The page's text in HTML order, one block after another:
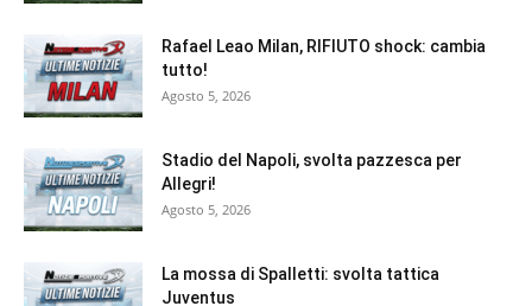
Rafael Leao Milan, RIFIUTO shock: cambia
tutto!
Agosto 5, 2026
Stadio del Napoli, svolta pazzesca per
Allegri!
Agosto 5, 2026
La mossa di Spalletti: svolta tattica
Juventus